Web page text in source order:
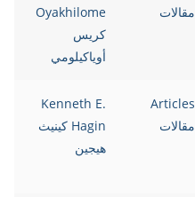
مقالات
Oyakhilome
كريس
أوياكيلومي
Articles
مقالات
Kenneth E.
Hagin كينيث
هيجين